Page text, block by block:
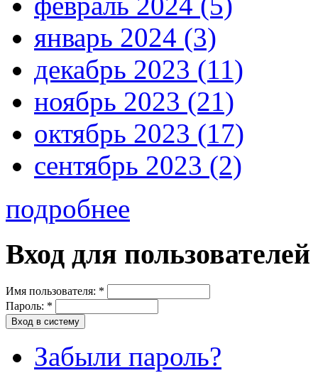
январь 2024 (3)
декабрь 2023 (11)
ноябрь 2023 (21)
октябрь 2023 (17)
сентябрь 2023 (2)
подробнее
Вход для пользователей
Имя пользователя: *
Пароль: *
Забыли пароль?